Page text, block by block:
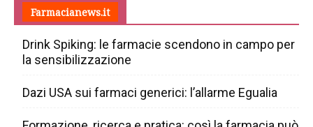
Farmacianews.it
Drink Spiking: le farmacie scendono in campo per
la sensibilizzazione
Dazi USA sui farmaci generici: l’allarme Egualia